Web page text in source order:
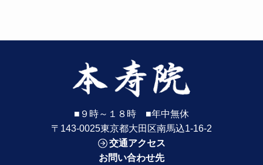
■９時～１８時 ■年中無休
〒143-0025東京都大田区南馬込1-16-2
交通アクセス
お問い合わせ先